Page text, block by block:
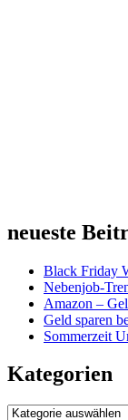
neueste
Black Friday
Nebenjob-
Amazon –
Geld sparen
Sommerzeit
Kategorien
Kategorien